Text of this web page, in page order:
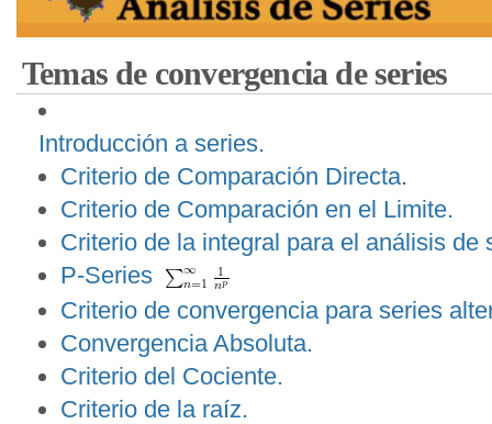
Temas de convergencia de series
Introducción a series.
Criterio de Comparación Directa.
Criterio de Comparación en el Limite.
Criterio de la integral para el análisis de
P-Series
Criterio de convergencia para series
Convergencia Absoluta.
Criterio del Cociente.
Criterio de la raíz.